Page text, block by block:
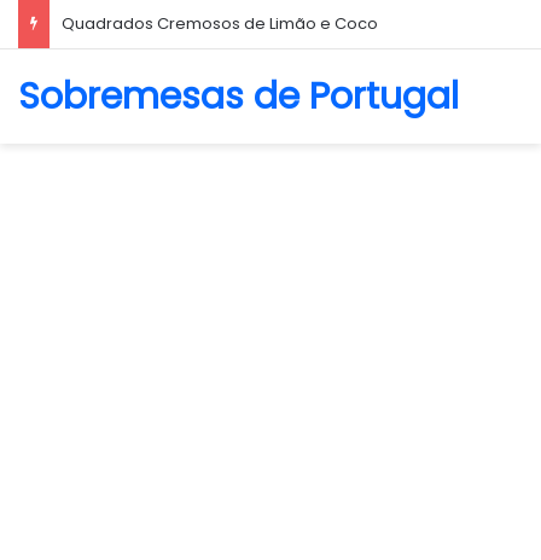
Quadrados Cremosos de Limão e Coco
Sobremesas de Portugal